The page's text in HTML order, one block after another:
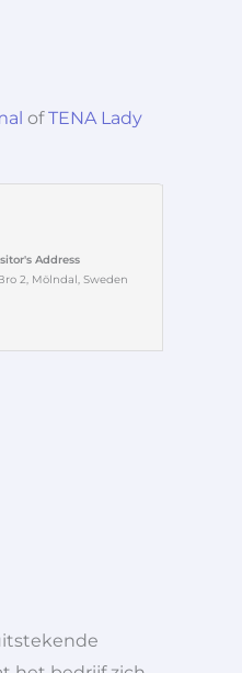
ofTENA Lady
Address
2, Mölndal, Sweden